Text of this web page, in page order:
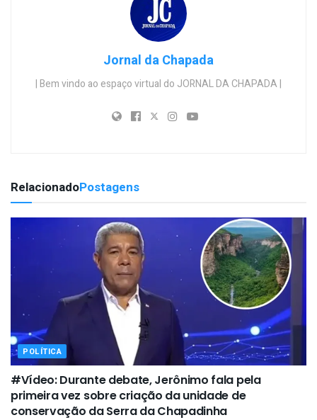
Jornal da Chapada
| Bem vindo ao espaço virtual do JORNAL DA CHAPADA |
RelacionadoPostagens
POLÍTICA
#Vídeo: Durante debate, Jerônimo fala pela
primeira vez sobre criação da unidade de
conservação da Serra da Chapadinha